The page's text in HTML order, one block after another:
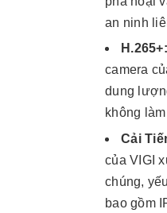
an ninh
H.265+:
camera
dung
không
Cải
của VIGI
chúng,
bao gồm